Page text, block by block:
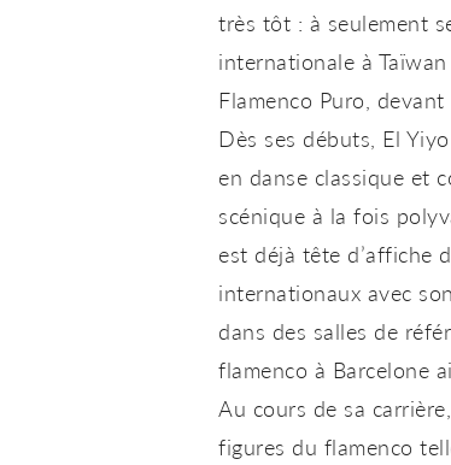
très tôt : à seulement
internationale à
Flamenco Puro,
Dès ses débuts, El
en danse classique et
scénique à la fois
est déjà tête d’affiche
internationaux avec
dans des salles de
flamenco à Barcelone
Au cours de sa
figures du flamenco